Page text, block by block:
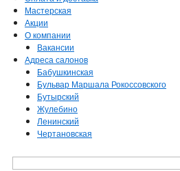
Мастерская
Акции
О компании
Вакансии
Адреса салонов
Бабушкинская
Бульвар Маршала Рокоссовского
Бутырский
Жулебино
Ленинский
Чертановская